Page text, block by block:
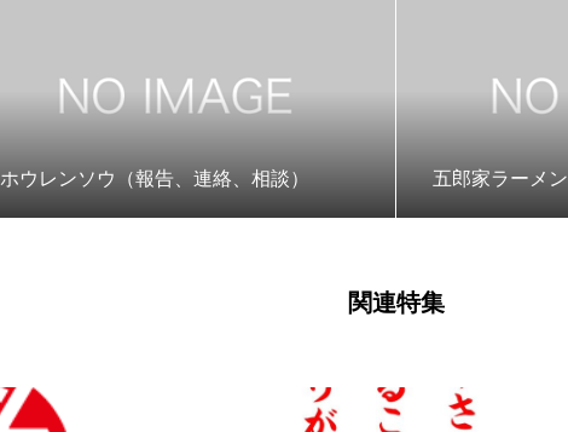
ホウレンソウ（報告、連絡、相談） 五郎家ラーメン
関連特集